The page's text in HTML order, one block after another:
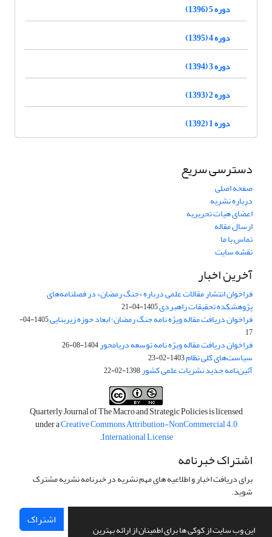
این وب سایت از کوکی ها برای اطمینان از ارائه بهترین
دوره 5 (1396)
دوره 4 (1395)
دوره 3 (1394)
دوره 2 (1393)
دوره 1 (1392)
دسترسی سریع
صفحه اصلی
درباره نشریه
اعضای هیات تحریریه
ارسال مقاله
تماس با ما
نقشه سایت
آخرین اخبار
فراخوان انتشار مقالات علمی درباره «جنگ رمضان» در فصلنامه‌های
پژوهشکده تحقیقات راهبردی1405-04-21
فراخوان دریافت مقاله ویژه نامه جنگ رمضان؛ ابعاد حوزه زیربنایی
1405-04-
17
فراخوان دریافت مقاله ویژه نامه توسعه دریامحور1404-08-26
سیاست‌های کلی نظام1403-02-23
آئین‌نامه جدید نشریات علمی کشور1398-02-22
Quarterly Journal of The Macro and Strategic Policies is licensed
under aCreative Commons Attribution-NonCommercial 4.0
International License
.
اشتراک خبرنامه
برای دریافت اخبار و اطلاعیه های مهم نشریه در خبرنامه نشریه مشترک
شوید.
اشتراک